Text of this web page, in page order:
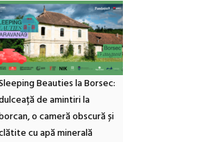
Beauties la Borsec:
de amintiri la
o cameră obscură și
cu apă minerală